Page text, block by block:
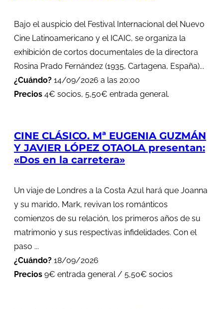
Bajo el auspicio del Festival Internacional del Nuevo
Cine Latinoamericano y el ICAIC, se organiza la
exhibición de cortos documentales de la directora
Rosina Prado Fernández (1935, Cartagena, España)...
¿Cuándo? 14/09/2026 a las 20:00
Precios 4€ socios, 5,50€ entrada general.
CINE CLÁSICO. Mª EUGENIA GUZMÁN
Y JAVIER LÓPEZ OTAOLA presentan:
«Dos en la carretera»
Un viaje de Londres a la Costa Azul hará que Joanna
y su marido, Mark, revivan los románticos
comienzos de su relación, los primeros años de su
matrimonio y sus respectivas infidelidades. Con el
paso ...
¿Cuándo? 18/09/2026
Precios 9€ entrada general / 5,50€ socios